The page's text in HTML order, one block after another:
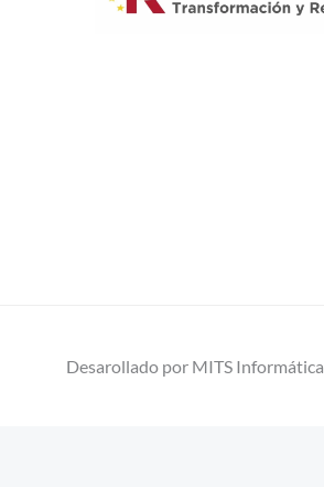
Desarollado por MITS Informática